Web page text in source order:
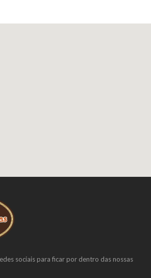
sociais para ficar por dentro das nossas